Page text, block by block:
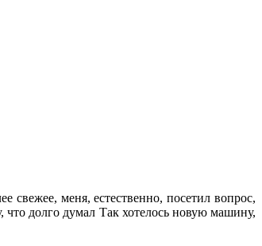
свежее, меня, естественно, посетил вопрос,
долго думал Так хотелось новую машину,